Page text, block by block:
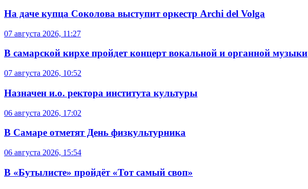
На даче купца Соколова выступит оркестр Archi del Volga
07 августа 2026, 11:27
В самарской кирхе пройдет концерт вокальной и органной музыки
07 августа 2026, 10:52
Назначен и.о. ректора института культуры
06 августа 2026, 17:02
В Самаре отметят День физкультурника
06 августа 2026, 15:54
В «Бутылисте» пройдёт «Тот самый своп»